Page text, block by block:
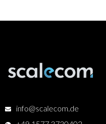
info@scalecom.de